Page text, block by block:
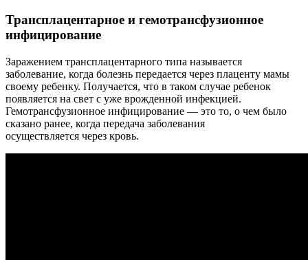
Трансплацентарное и гемотрансфузионное
инфицирование
Заражением трансплацентарного типа называется
заболевание, когда болезнь передается через плаценту мамы
своему ребенку. Получается, что в таком случае ребенок
появляется на свет с уже врожденной инфекцией.
Гемотрансфузионное инфицирование — это то, о чем было
сказано ранее, когда передача заболевания
осуществляется через кровь.